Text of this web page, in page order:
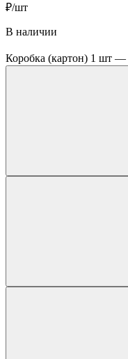
₽/шт
В наличии
Коробка (картон) 1 шт —